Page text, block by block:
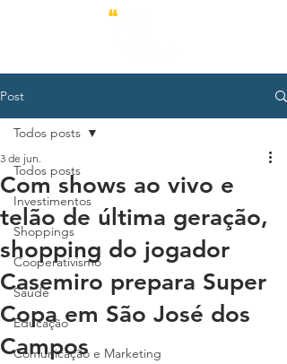
Post
Todos posts
Investimentos
Shoppings
Cooperativismo
Saúde
Educação
Comunicação e Marketing
Todos posts
Com shows ao vivo e
telão de última geração,
shopping do jogador
Casemiro prepara Super
Copa em São José dos
Campos
3 de jun.